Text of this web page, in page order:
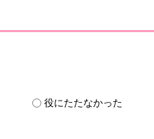
役にたたなかった